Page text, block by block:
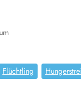
Flüchtling